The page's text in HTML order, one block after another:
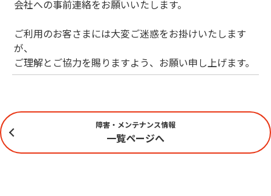
会社への事前連絡をお願いいたします。
ご利用のお客さまには大変ご迷惑をお掛けいたします
が、
ご理解とご協力を賜りますよう、お願い申し上げます。
障害・メンテナンス情報
一覧ページへ